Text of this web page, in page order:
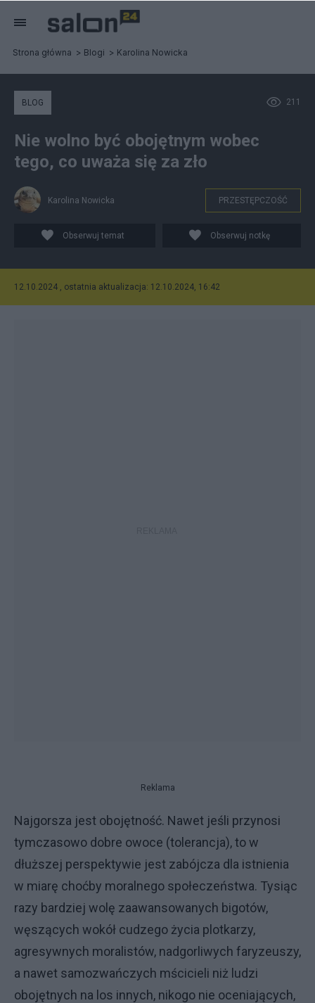
Strona główna Blogi Karolina Nowicka
211
BLOG
Nie wolno być obojętnym wobec
tego, co uważa się za zło
Karolina Nowicka PRZESTĘPCZOŚĆ
Obserwuj temat Obserwuj notkę
12.10.2024 , ostatnia aktualizacja: 12.10.2024, 16:42
Reklama
Najgorsza jest obojętność. Nawet jeśli przynosi
tymczasowo dobre owoce (tolerancja), to w
dłuższej perspektywie jest zabójcza dla istnienia
w miarę choćby moralnego społeczeństwa. Tysiąc
razy bardziej wolę zaawansowanych bigotów,
węszących wokół cudzego życia plotkarzy,
agresywnych moralistów, nadgorliwych faryzeuszy,
a nawet samozwańczych mścicieli niż ludzi
obojętnych na los innych, nikogo nie oceniających,